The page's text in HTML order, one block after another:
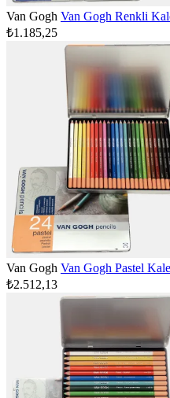
Van Gogh Van Gogh Renkli
₺1.185,25
Van Gogh Van Gogh Pastel
₺2.512,13